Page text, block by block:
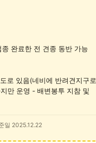
완료한 전 견종 동반 가능
로 있음(네비에 반려견지구로
만 운영 - 배변봉투 지참 및
일 2025.12.22